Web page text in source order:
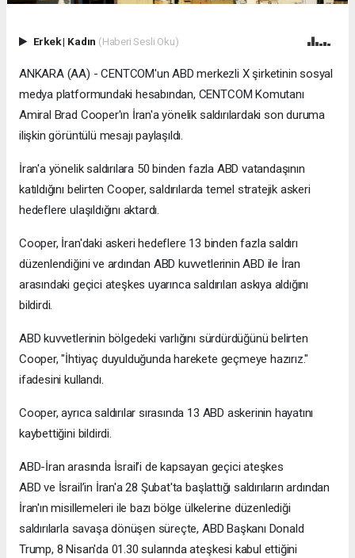
Erkek| Kadın (Haberi Sesli Oku)
ANKARA (AA) - CENTCOM'un ABD merkezli X şirketinin sosyal
medya platformundaki hesabından, CENTCOM Komutanı
Amiral Brad Cooper'ın İran'a yönelik saldırılardaki son duruma
ilişkin görüntülü mesajı paylaşıldı.
İran'a yönelik saldırılara 50 binden fazla ABD vatandaşının
katıldığını belirten Cooper, saldırılarda temel stratejik askeri
hedeflere ulaşıldığını aktardı.
Cooper, İran'daki askeri hedeflere 13 binden fazla saldırı
düzenlendiğini ve ardından ABD kuvvetlerinin ABD ile İran
arasındaki geçici ateşkes uyarınca saldırıları askıya aldığını
bildirdi.
ABD kuvvetlerinin bölgedeki varlığını sürdürdüğünü belirten
Cooper, "İhtiyaç duyulduğunda harekete geçmeye hazırız."
ifadesini kullandı.
Cooper, ayrıca saldırılar sırasında 13 ABD askerinin hayatını
kaybettiğini bildirdi.
ABD-İran arasında İsrail’i de kapsayan geçici ateşkes
ABD ve İsrail’in İran'a 28 Şubat'ta başlattığı saldırıların ardından
İran'ın misillemeleri ile bazı bölge ülkelerine düzenlediği
saldırılarla savaşa dönüşen süreçte, ABD Başkanı Donald
Trump, 8 Nisan'da 01.30 sularında ateşkesi kabul ettiğini